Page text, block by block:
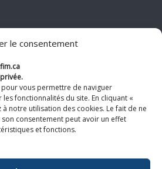
le consentement
vous permettre de naviguer
fonctionnalités du site. En cliquant «
à notre utilisation des cookies. Le fait de ne
consentement peut avoir un effet
et fonctions.
CFIM
nous